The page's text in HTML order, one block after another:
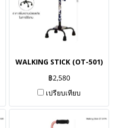
WALKING STICK (OT-501)
฿2,580
เปรียบเทียบ